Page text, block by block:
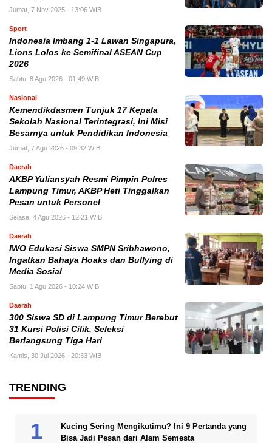
Jumat, 7 Nov 2025 - 13:06 WIB
Sport
Indonesia Imbang 1-1 Lawan Singapura,
Lions Lolos ke Semifinal ASEAN Cup
2026
Sabtu, 8 Agu 2026 - 01:49 WIB
Nasional
Kemendikdasmen Tunjuk 17 Kepala
Sekolah Nasional Terintegrasi, Ini Misi
Besarnya untuk Pendidikan Indonesia
Jumat, 7 Agu 2026 - 09:32 WIB
Daerah
AKBP Yuliansyah Resmi Pimpin Polres
Lampung Timur, AKBP Heti Tinggalkan
Pesan untuk Personel
Selasa, 4 Agu 2026 - 12:21 WIB
Daerah
IWO Edukasi Siswa SMPN Sribhawono,
Ingatkan Bahaya Hoaks dan Bullying di
Media Sosial
Sabtu, 1 Agu 2026 - 10:24 WIB
Daerah
300 Siswa SD di Lampung Timur Berebut
31 Kursi Polisi Cilik, Seleksi
Berlangsung Tiga Hari
Kamis, 30 Jul 2026 - 20:33 WIB
TRENDING
Kucing Sering Mengikutimu? Ini 9 Pertanda yang
Bisa Jadi Pesan dari Alam Semesta